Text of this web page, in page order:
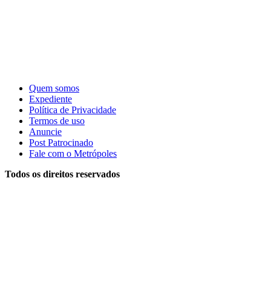
Quem somos
Expediente
Política de Privacidade
Termos de uso
Anuncie
Post Patrocinado
Fale com o Metrópoles
Todos os direitos reservados